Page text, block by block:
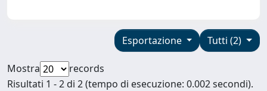
Tutti (2)
Esportazione
Mostra
records
Risultati 1 - 2 di 2 (tempo di esecuzione: 0.002 secondi).